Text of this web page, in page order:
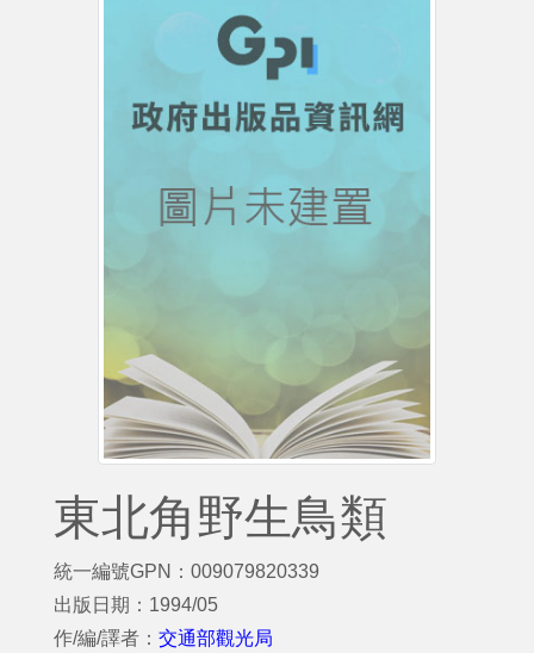
東北角野生鳥類
統一編號GPN：009079820339
出版日期：1994/05
作/編/譯者： 交通部觀光局